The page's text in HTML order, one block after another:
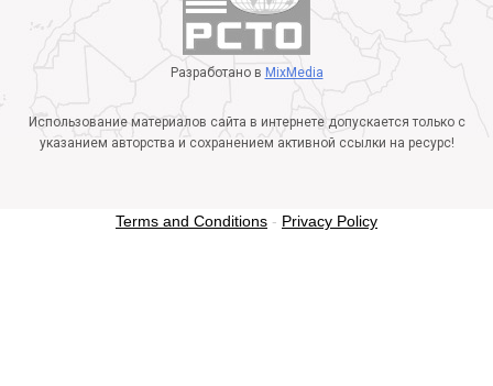
Разработано в MixMedia
Использование материалов сайта в интернете допускается только с
указанием авторства и сохранением активной ссылки на ресурс!
Terms and Conditions - Privacy Policy